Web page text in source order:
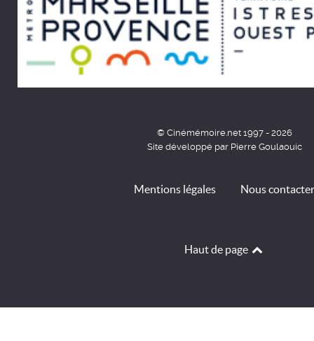
© Cinémémoire.net 1997 - 2026
Site développé par Pierre Goulaouic
Mentions légales Nous contacter
Haut de page